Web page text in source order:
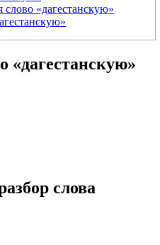
«дагестанскую»
«дагестанскую»
слова